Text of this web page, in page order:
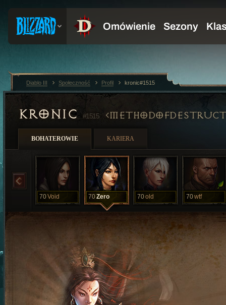
KRONIC #1515
BOHATEROWIE KARIERA
70Void 70Zero 70old 70wtf
Diablo III Społeczność Profil kronic#1515